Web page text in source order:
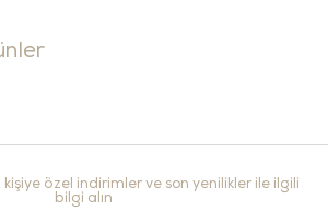
özel indirimler ve son yenilikler ile ilgili
bilgi alın